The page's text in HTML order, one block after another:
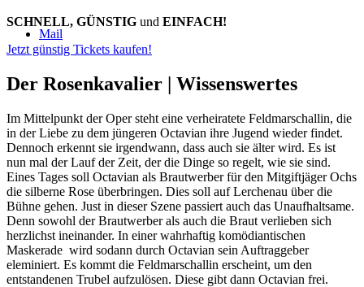
Mail
SCHNELL, GÜNSTIG und EINFACH!
Jetzt günstig Tickets kaufen!
Der Rosenkavalier | Wissenswertes
Im Mittelpunkt der Oper steht eine verheiratete Feldmarschallin, die
in der Liebe zu dem jüngeren Octavian ihre Jugend wieder findet.
Dennoch erkennt sie irgendwann, dass auch sie älter wird. Es ist
nun mal der Lauf der Zeit, der die Dinge so regelt, wie sie sind.
Eines Tages soll Octavian als Brautwerber für den Mitgiftjäger Ochs
die silberne Rose überbringen. Dies soll auf Lerchenau über die
Bühne gehen. Just in dieser Szene passiert auch das Unaufhaltsame.
Denn sowohl der Brautwerber als auch die Braut verlieben sich
herzlichst ineinander. In einer wahrhaftig komödiantischen
Maskerade wird sodann durch Octavian sein Auftraggeber
eleminiert. Es kommt die Feldmarschallin erscheint, um den
entstandenen Trubel aufzulösen. Diese gibt dann Octavian frei.